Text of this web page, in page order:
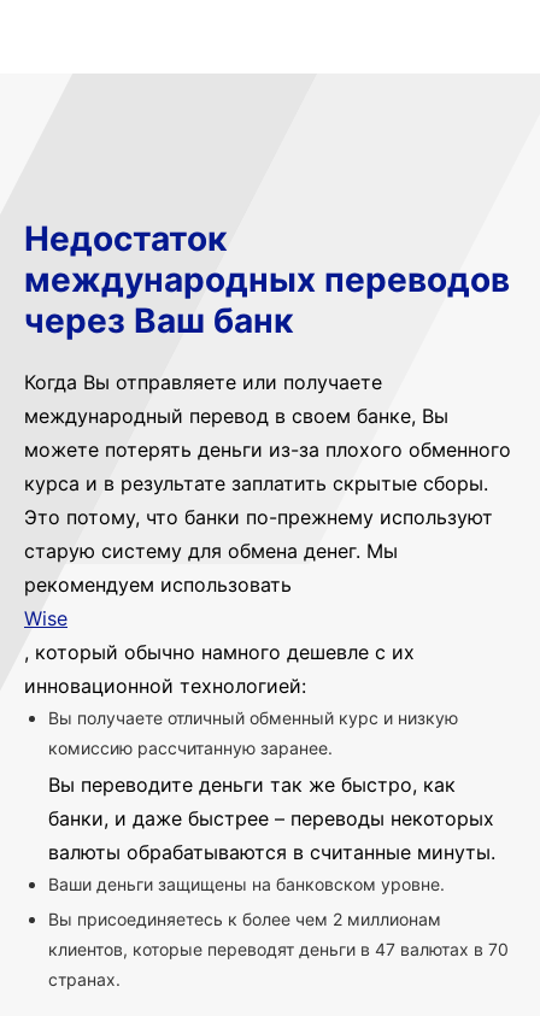
Недостаток
международных переводов
через Ваш банк
Когда Вы отправляете или получаете
международный перевод в своем банке, Вы
можете потерять деньги из-за плохого обменного
курса и в результате заплатить скрытые сборы.
Это потому, что банки по-прежнему используют
старую систему для обмена денег. Мы
рекомендуем использовать
Wise
, который обычно намного дешевле с их
инновационной технологией:
Вы получаете отличный обменный курс и низкую
комиссию рассчитанную заранее.
Вы переводите деньги так же быстро, как
банки, и даже быстрее – переводы некоторых
валюты обрабатываются в считанные минуты.
Ваши деньги защищены на банковском уровне.
Вы присоединяетесь к более чем 2 миллионам
клиентов, которые переводят деньги в 47 валютах в 70
странах.